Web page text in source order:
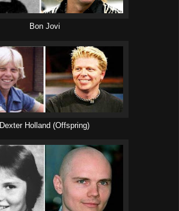
Bon Jovi
Dexter Holland (Offspring)